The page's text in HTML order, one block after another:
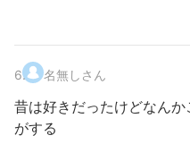
6. 名無しさん
昔は好きだったけどなん
がする